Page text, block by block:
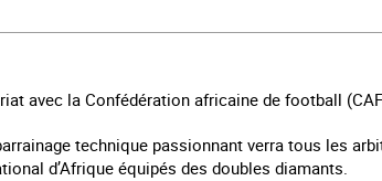
avec la Confédération africaine de football
technique passionnant verra tous les
d’Afrique équipés des doubles diamants.